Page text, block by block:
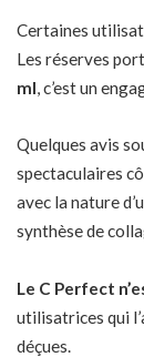
Certaines
Les réserves
ml , c’est un
Quelques avis
spectaculaires
avec la nature
synthèse de
Le C Perfect
utilisatrices qui
déçues.